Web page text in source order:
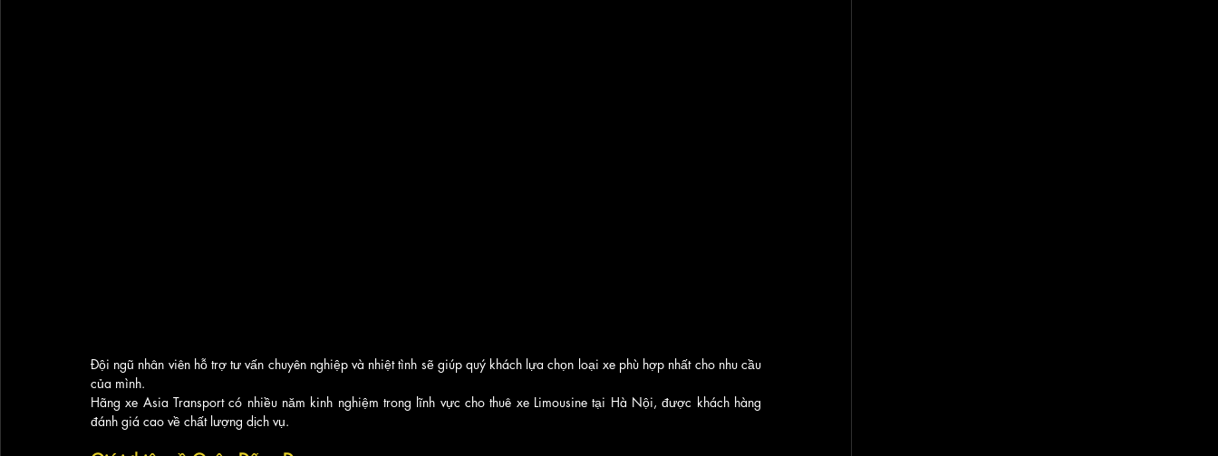
Đội ngũ nhân viên hỗ trợ tư vấn chuyên nghiệp và nhiệt tình sẽ giúp quý khách lựa chọn loại xe phù hợp nhất cho nhu cầu
của mình.
Hãng xe Asia Transport có nhiều năm kinh nghiệm trong lĩnh vực cho thuê xe Limousine tại Hà Nội, được khách hàng
đánh giá cao về chất lượng dịch vụ.